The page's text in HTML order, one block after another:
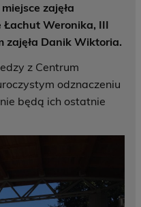
zajęła
Łachut Weronika, III
zajęła Danik Wiktoria.
z Centrum
odznaczeniu
będą ich ostatnie